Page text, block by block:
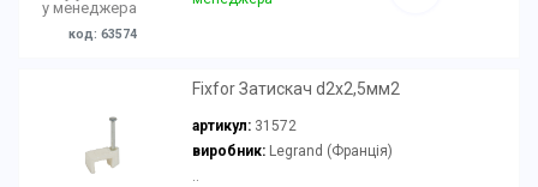
у менеджера
код: 63574
Fixfor Затискач d2х2,5мм2
артикул: 31572
виробник:Legrand (Франція)
..